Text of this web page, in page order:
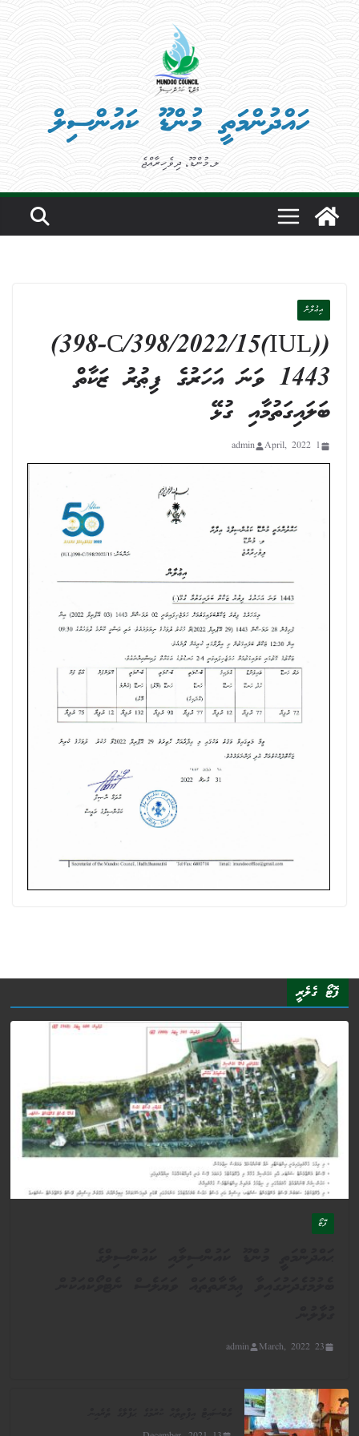
Skip
to
content
ހައްދުންމަތީ މުންޑޫ ކައުންސިލް
ލ.މުންޑޫ، ދިވެހިރާއްޖެ
އިޢުލާން
((IUL)398-C/398/2022/15)
1443 ވަނަ އަހަރުގެ ފިޠުރު ޒަކާތް
ބަލައިގަތުމާއި ގުޅޭ
1 April, 2022
admin
ފޮޓޯ ގެލެރީ
ފޮޓޯ
23 March, 2022
admin